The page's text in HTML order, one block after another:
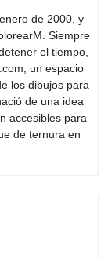
de 2000, y
Siempre
el tiempo,
un espacio
los dibujos para
de una idea
accesibles para
de ternura en